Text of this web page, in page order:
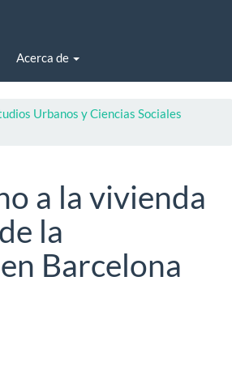
Acerca de
Urbanos y Ciencias Sociales
a la vivienda
la
Barcelona